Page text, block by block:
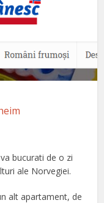
bucurati de o zi
ale Norvegiei.
alt apartament, de